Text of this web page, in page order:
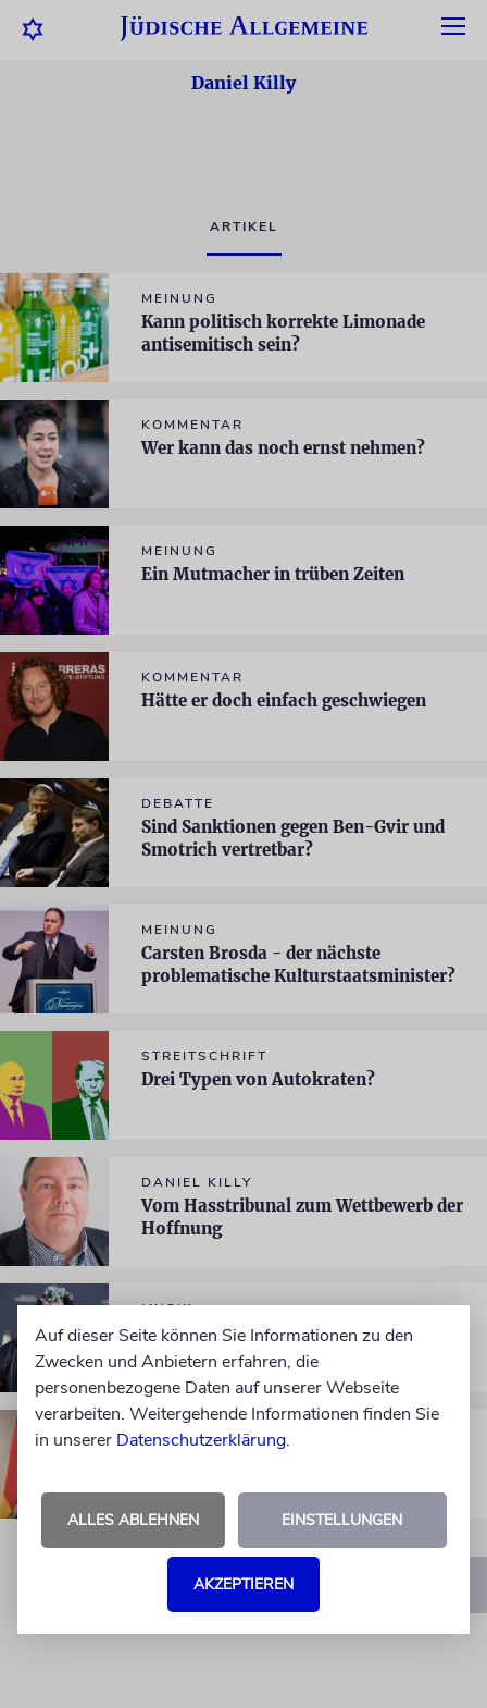
Daniel Killy
ARTIKEL
MEINUNG
Kann politisch korrekte Limonade
antisemitisch sein?
KOMMENTAR
Wer kann das noch ernst nehmen?
MEINUNG
Ein Mutmacher in trüben Zeiten
KOMMENTAR
Hätte er doch einfach geschwiegen
DEBATTE
Sind Sanktionen gegen Ben-Gvir und
Smotrich vertretbar?
MEINUNG
Carsten Brosda - der nächste
problematische Kulturstaatsminister?
STREITSCHRIFT
Drei Typen von Autokraten?
DANIEL KILLY
Vom Hasstribunal zum Wettbewerb der
Hoffnung
MUSIK
Mehr als über Schnulzen plaudern
DEUTSCHLAND
3 …
Auf dieser Seite können Sie Informationen zu den
Zwecken und Anbietern erfahren, die
personenbezogene Daten auf unserer Webseite
verarbeiten. Weitergehende Informationen finden Sie
in unserer Datenschutzerklärung.
ALLES ABLEHNEN EINSTELLUNGEN
AKZEPTIEREN